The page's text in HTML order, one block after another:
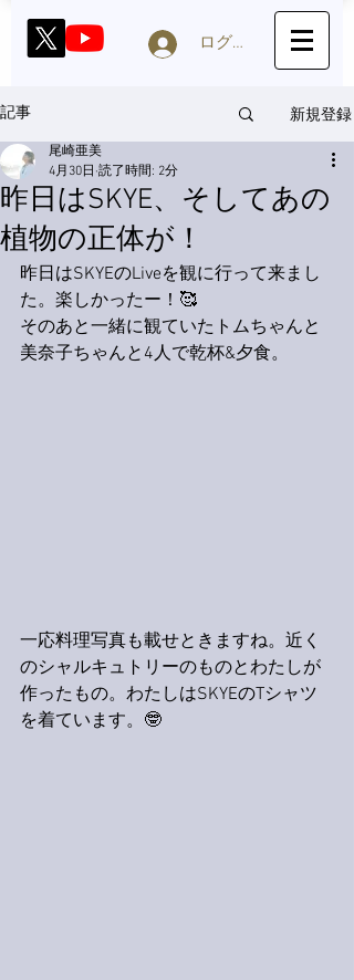
ログイン
記事 新規登録
昨日はSKYE、そしてあの
植物の正体が！
尾崎亜美
4月30日 読了時間: 2分
昨日はSKYEのLiveを観に行って来まし
た。楽しかったー！🥰
そのあと一緒に観ていたトムちゃんと
美奈子ちゃんと4人で乾杯&夕食。
一応料理写真も載せときますね。近く
のシャルキュトリーのものとわたしが
作ったもの。わたしはSKYEのTシャツ
を着ています。🤓